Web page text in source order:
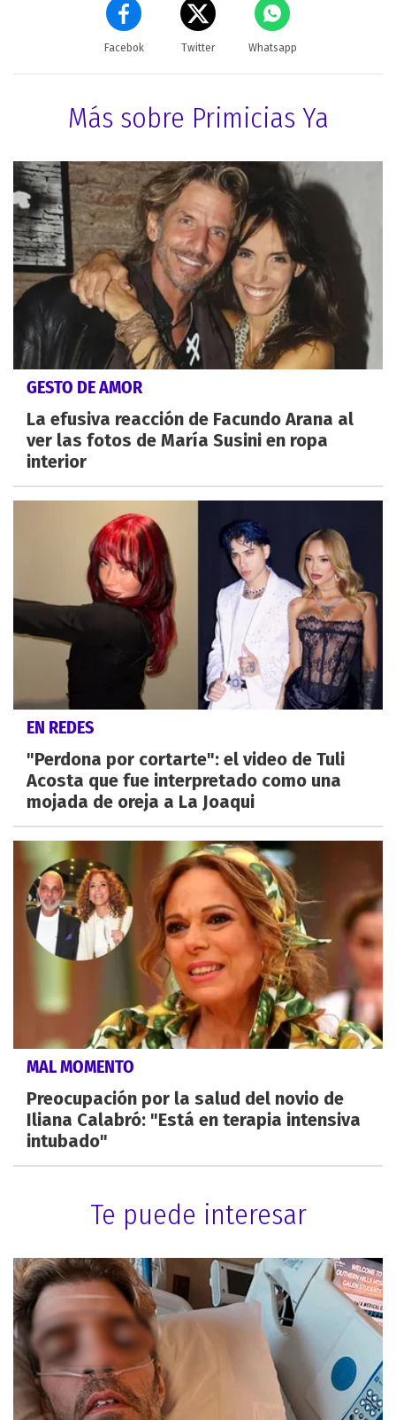
Facebok Twitter Whatsapp
Más sobre Primicias Ya
GESTO DE AMOR
La efusiva reacción de Facundo Arana al
ver las fotos de María Susini en ropa
interior
EN REDES
"Perdona por cortarte": el video de Tuli
Acosta que fue interpretado como una
mojada de oreja a La Joaqui
MAL MOMENTO
Preocupación por la salud del novio de
Iliana Calabró: "Está en terapia intensiva
intubado"
Te puede interesar